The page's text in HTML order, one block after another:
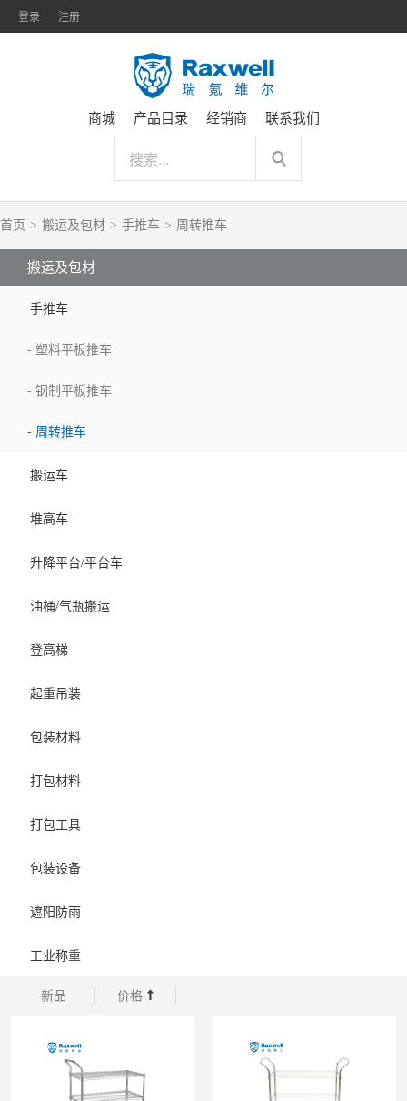
登录 注册
商城 产品目录 经销商 联系我们
首页 > 搬运及包材 > 手推车 > 周转推车
搬运及包材
手推车
- 塑料平板推车
- 钢制平板推车
- 周转推车
搬运车
堆高车
升降平台/平台车
油桶/气瓶搬运
登高梯
起重吊装
包装材料
打包材料
打包工具
包装设备
遮阳防雨
工业称重
新品 价格